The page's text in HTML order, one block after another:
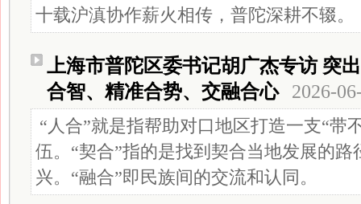
十载沪滇协作薪火相传，普陀深耕不辍。
上海市普陀区委书记胡广杰专访 突
合智、精准合势、交融合心 ​
2026-
“人合”就是指帮助对口地区打造一支“带
伍。“契合”指的是找到契合当地发展的
兴。“融合”即民族间的交流和认同。